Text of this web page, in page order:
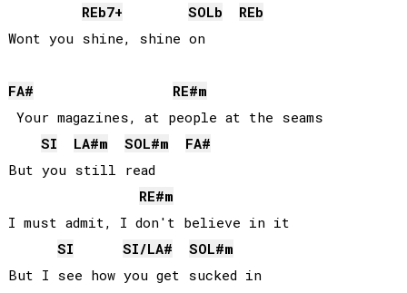
REb7+ SOLb
REb
FA# RE#m
Your magazines, at people at the seams
SI
LA#m SOL#m
FA#
But you still read
RE#m
I must admit, I don't believe in it
SI
SI/LA# SOL#m